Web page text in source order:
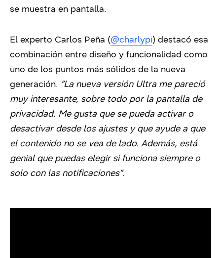
se muestra en pantalla.
El experto Carlos Peña (@charlypi) destacó esa
combinación entre diseño y funcionalidad como
uno de los puntos más sólidos de la nueva
generación. “La nueva versión Ultra me pareció
muy interesante, sobre todo por la pantalla de
privacidad. Me gusta que se pueda activar o
desactivar desde los ajustes y que ayude a que
el contenido no se vea de lado. Además, está
genial que puedas elegir si funciona siempre o
solo con las notificaciones”.